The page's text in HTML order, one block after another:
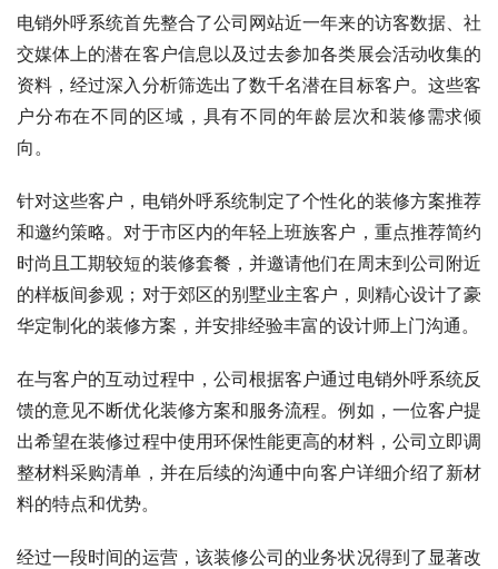
电销外呼系统首先整合了公司网站近一年来的访客数据、社
交媒体上的潜在客户信息以及过去参加各类展会活动收集的
资料，经过深入分析筛选出了数千名潜在目标客户。这些客
户分布在不同的区域，具有不同的年龄层次和装修需求倾
向。
针对这些客户，电销外呼系统制定了个性化的装修方案推荐
和邀约策略。对于市区内的年轻上班族客户，重点推荐简约
时尚且工期较短的装修套餐，并邀请他们在周末到公司附近
的样板间参观；对于郊区的别墅业主客户，则精心设计了豪
华定制化的装修方案，并安排经验丰富的设计师上门沟通。
在与客户的互动过程中，公司根据客户通过电销外呼系统反
馈的意见不断优化装修方案和服务流程。例如，一位客户提
出希望在装修过程中使用环保性能更高的材料，公司立即调
整材料采购清单，并在后续的沟通中向客户详细介绍了新材
料的特点和优势。
经过一段时间的运营，该装修公司的业务状况得到了显著改